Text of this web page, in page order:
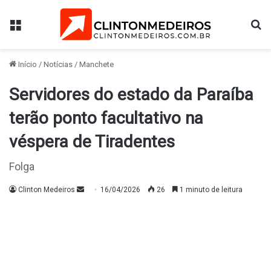
Menu
Início / Notícias / Manchete
Servidores do estado da Paraíba
terão ponto facultativo na
véspera de Tiradentes
Folga
Clinton Medeiros
Mande16/04/2026 26 1 minuto de leitura